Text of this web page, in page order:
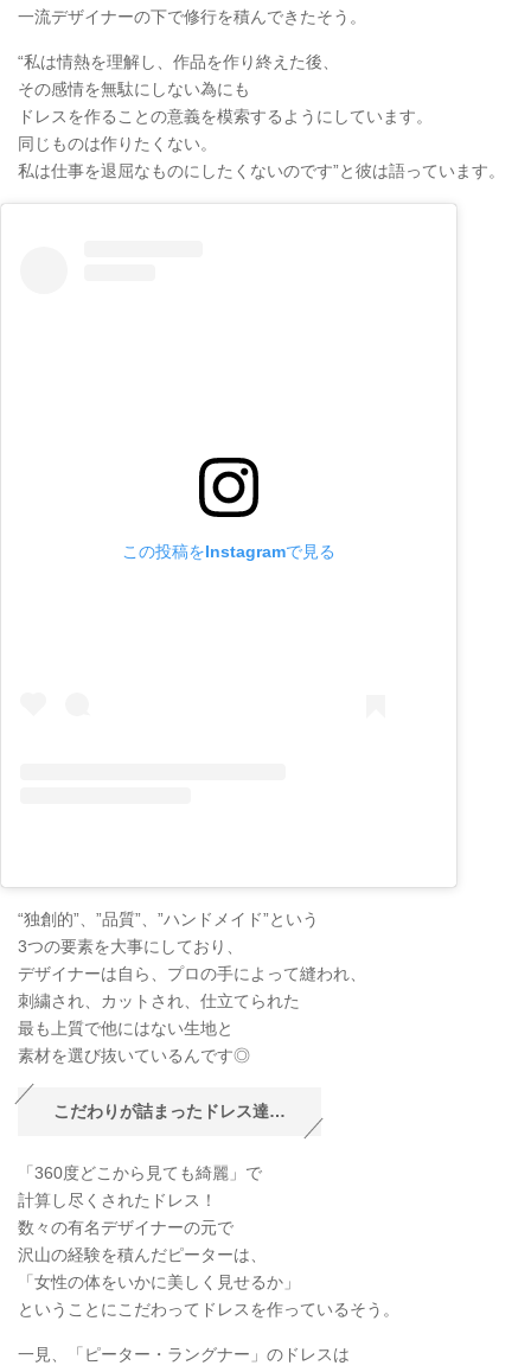
一流デザイナーの下で修行を積んできたそう。
“私は情熱を理解し、作品を作り終えた後、
その感情を無駄にしない為にも
ドレスを作ることの意義を模索するようにしています。
同じものは作りたくない。
私は仕事を退屈なものにしたくないのです”と彼は語っています。
この投稿をInstagramで見る
“独創的”、”品質”、”ハンドメイド”という
3つの要素を大事にしており、
デザイナーは自ら、プロの手によって縫われ、
刺繍され、カットされ、仕立てられた
最も上質で他にはない生地と
素材を選び抜いているんです◎
こだわりが詰まったドレス達…
「360度どこから見ても綺麗」で
計算し尽くされたドレス！
数々の有名デザイナーの元で
沢山の経験を積んだピーターは、
「女性の体をいかに美しく見せるか」
ということにこだわってドレスを作っているそう。
一見、「ピーター・ラングナー」のドレスは